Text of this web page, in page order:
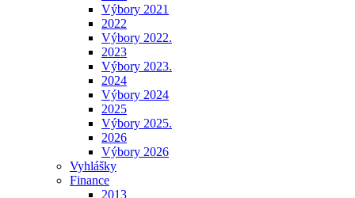
Výbory 2021
2022
Výbory 2022.
2023
Výbory 2023.
2024
Výbory 2024
2025
Výbory 2025.
2026
Výbory 2026
Vyhlášky
Finance
2013